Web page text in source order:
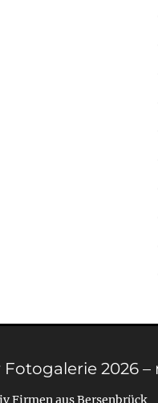
Fotogalerie 2026
Firmen aus Bersenbrück